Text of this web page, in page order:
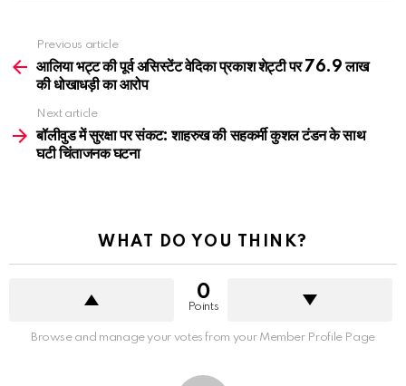
more
Previous article
आलिया भट्ट की पूर्व असिस्टेंट वेदिका प्रकाश शेट्टी पर 76.9 लाख
की धोखाधड़ी का आरोप
Next article
बॉलीवुड में सुरक्षा पर संकट: शाहरुख की सहकर्मी कुशल टंडन के साथ
घटी चिंताजनक घटना
WHAT DO YOU THINK?
0
Points
Browse and manage your votes from your Member Profile Page